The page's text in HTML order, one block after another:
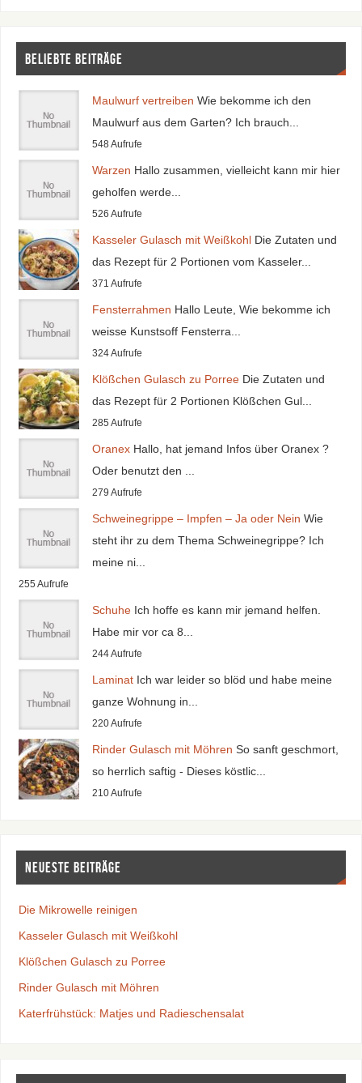
Beliebte Beiträge
Maulwurf vertreiben Wie bekomme ich den
Maulwurf aus dem Garten? Ich brauch...
548 Aufrufe
Warzen Hallo zusammen, vielleicht kann mir hier
geholfen werde...
526 Aufrufe
Kasseler Gulasch mit Weißkohl Die Zutaten und
das Rezept für 2 Portionen vom Kasseler...
371 Aufrufe
Fensterrahmen Hallo Leute, Wie bekomme ich
weisse Kunstsoff Fensterra...
324 Aufrufe
Klößchen Gulasch zu Porree Die Zutaten und
das Rezept für 2 Portionen Klößchen Gul...
285 Aufrufe
Oranex Hallo, hat jemand Infos über Oranex ?
Oder benutzt den ...
279 Aufrufe
Schweinegrippe – Impfen – Ja oder Nein Wie
steht ihr zu dem Thema Schweinegrippe? Ich
meine ni...
255 Aufrufe
Schuhe Ich hoffe es kann mir jemand helfen.
Habe mir vor ca 8...
244 Aufrufe
Laminat Ich war leider so blöd und habe meine
ganze Wohnung in...
220 Aufrufe
Rinder Gulasch mit Möhren So sanft geschmort,
so herrlich saftig - Dieses köstlic...
210 Aufrufe
Neueste Beiträge
Die Mikrowelle reinigen
Kasseler Gulasch mit Weißkohl
Klößchen Gulasch zu Porree
Rinder Gulasch mit Möhren
Katerfrühstück: Matjes und Radieschensalat